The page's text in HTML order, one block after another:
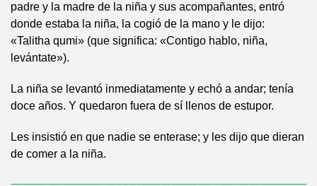
padre y la madre de la niña y sus acompañantes, entró
donde estaba la niña, la cogió de la mano y le dijo:
«Talitha qumi» (que significa: «Contigo hablo, niña,
levántate»).
La niña se levantó inmediatamente y echó a andar; tenía
doce años. Y quedaron fuera de sí llenos de estupor.
Les insistió en que nadie se enterase; y les dijo que dieran
de comer a la niña.